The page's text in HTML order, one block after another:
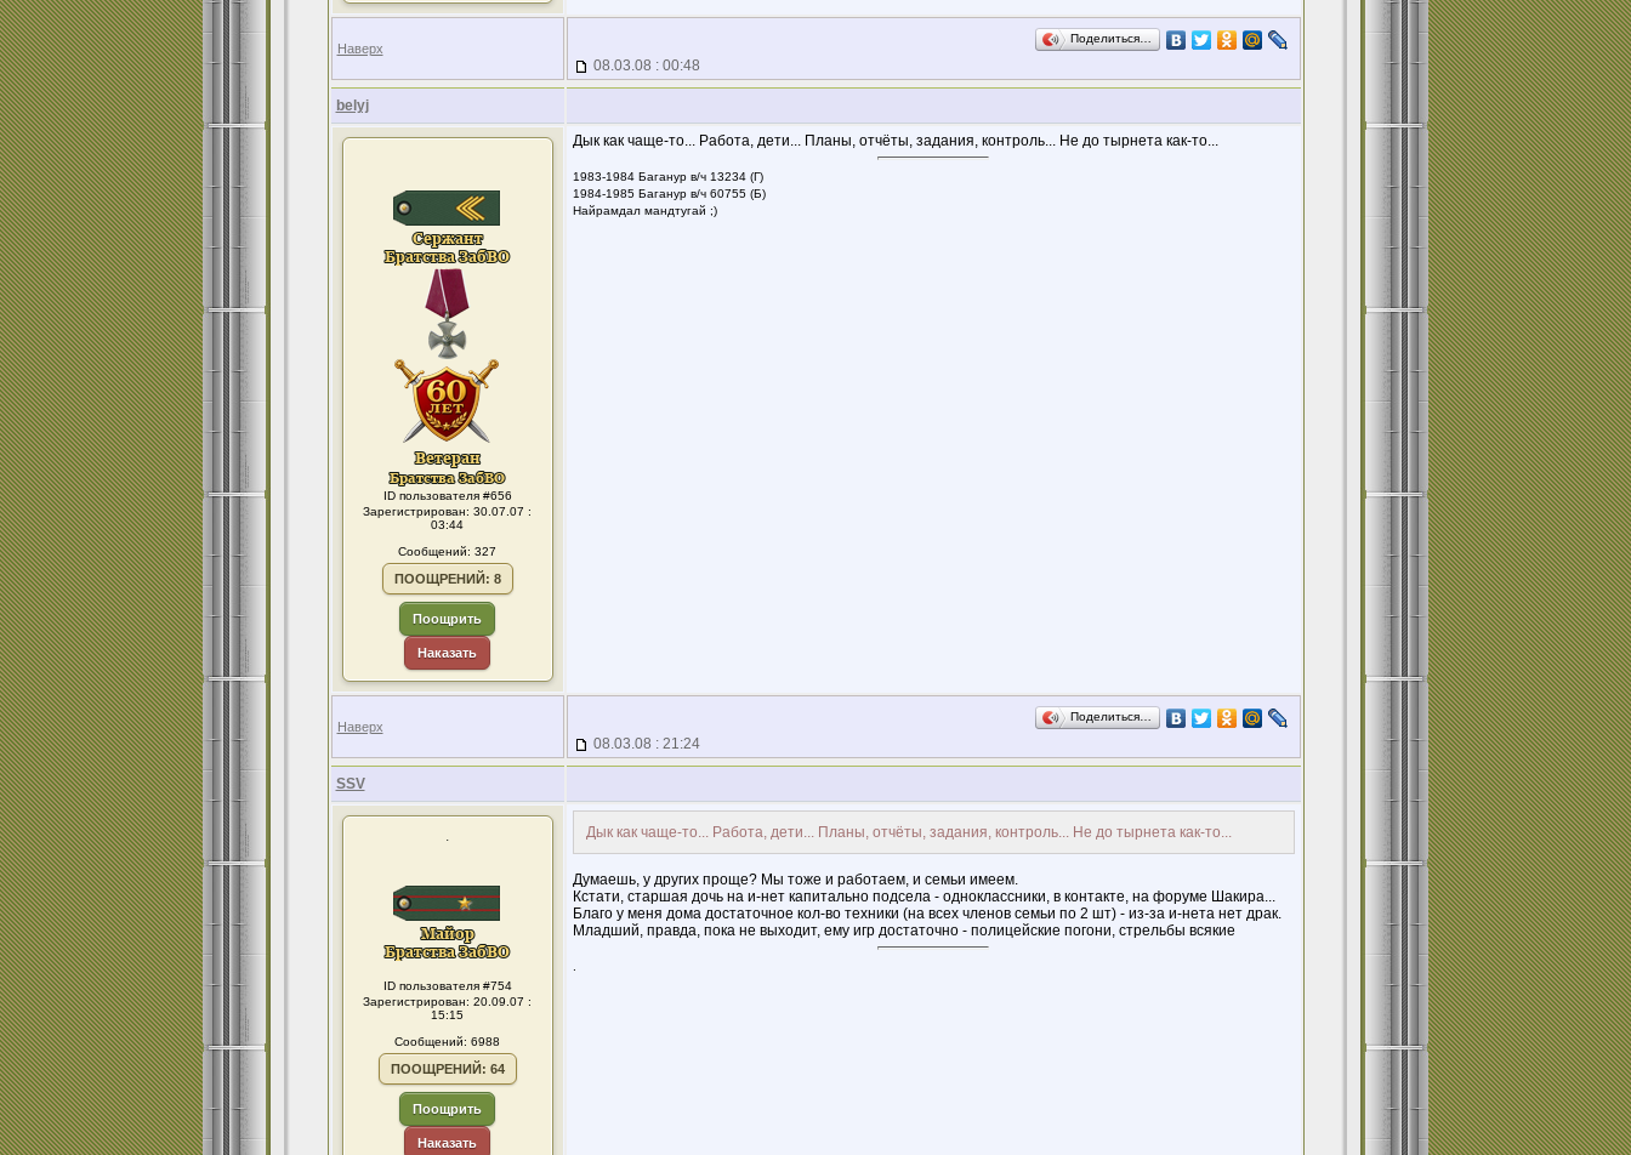
Наверх
Поделиться…
08.03.08 : 00:48
belyj
ID пользователя #656
Зарегистрирован: 30.07.07 :
03:44
Сообщений: 327
ПООЩРЕНИЙ: 8
Поощрить
Наказать
Дык как чаще-то... Работа, дети... Планы, отчёты, задания, контроль... Не до тырнета как-то...
1983-1984 Баганур в/ч 13234 (Г)
1984-1985 Баганур в/ч 60755 (Б)
Найрамдал мандтугай ;)
Наверх
Поделиться…
08.03.08 : 21:24
SSV
.
ID пользователя #754
Зарегистрирован: 20.09.07 :
15:15
Сообщений: 6988
ПООЩРЕНИЙ: 64
Поощрить
Наказать
Дык как чаще-то... Работа, дети... Планы, отчёты, задания, контроль... Не до тырнета как-то...
Думаешь, у других проще? Мы тоже и работаем, и семьи имеем.
Кстати, старшая дочь на и-нет капитально подсела - одноклассники, в контакте, на форуме Шакира...
Благо у меня дома достаточное кол-во техники (на всех членов семьи по 2 шт) - из-за и-нета нет драк.
Младший, правда, пока не выходит, ему игр достаточно - полицейские погони, стрельбы всякие